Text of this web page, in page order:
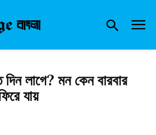
লাগে? মন কেন বারবার
যায়